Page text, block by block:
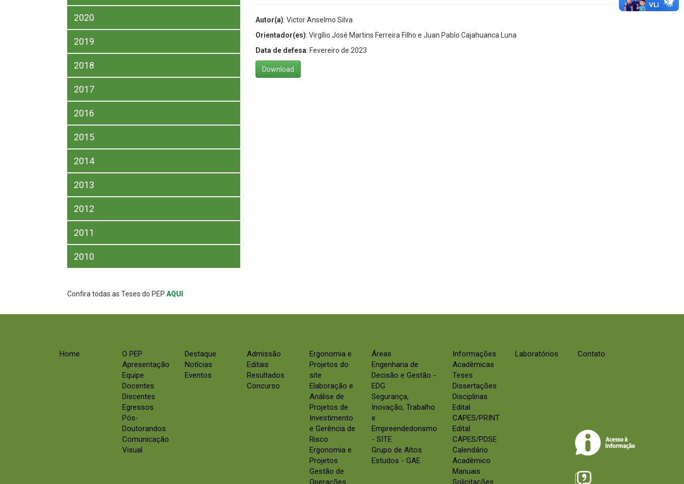
2020
2019
2018
2017
2016
2015
2014
2013
2012
2011
2010
Confira todas as Teses do PEP AQUI
Autor(a): Victor Anselmo Silva
Orientador(es): Virgílio José Martins Ferreira Filho e Juan Pablo Cajahuanca Luna
Data de defesa: Fevereiro de 2023
Download
Home
O PEP
Apresentação
Equipe
Docentes
Discentes
Egressos
Pós-
Doutorandos
Comunicação
Visual
Destaque
Notícias
Eventos
Admissão
Editais
Resultados
Concurso
Ergonomia e
Projetos do
site
Elaboração e
Análise de
Projetos de
Investimento
e Gerência de
Risco
Ergonomia e
Projetos
Gestão de
Operações
Áreas
Engenharia de
Decisão e Gestão -
EDG
Segurança,
Inovação, Trabalho
e
Empreendedorismo
- SITE
Grupo de Altos
Estudos - GAE
Informações
Acadêmicas
Teses
Dissertações
Disciplinas
Edital
CAPES/PRINT
Edital
CAPES/PDSE
Calendário
Acadêmico
Manuais
Solicitações
Laboratórios Contato